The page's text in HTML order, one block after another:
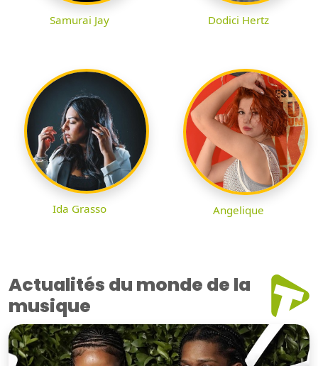
Samurai Jay Dodici Hertz
Ida Grasso Angelique
Actualités du monde de la
musique